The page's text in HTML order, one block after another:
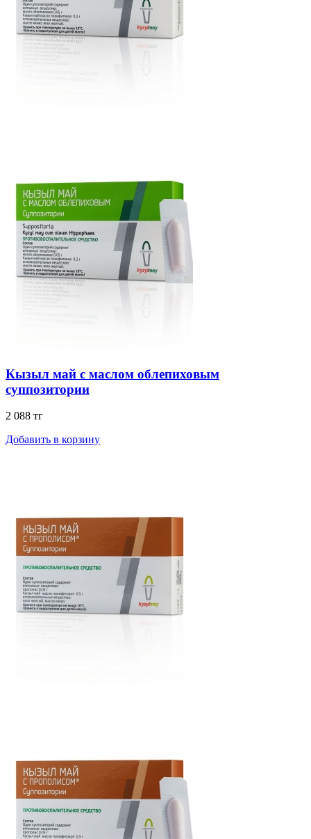
Кызыл май с маслом облепиховым
суппозитории
2 088 тг
Добавить в корзину